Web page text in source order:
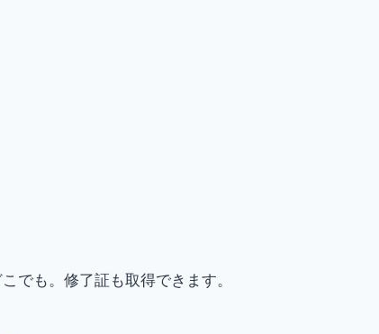
でも。修了証も取得できます。